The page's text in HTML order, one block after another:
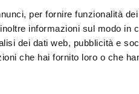
per fornire funzionalità
informazioni sul modo in
dei dati web, pubblicità e
che hai fornito loro o che
per cui “Biasin SRL” opera